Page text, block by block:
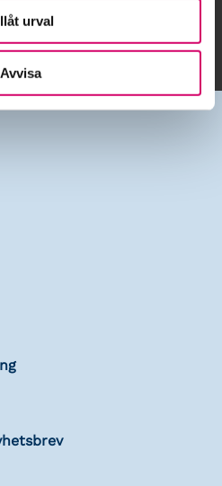
urval
Avvisa
i kalender